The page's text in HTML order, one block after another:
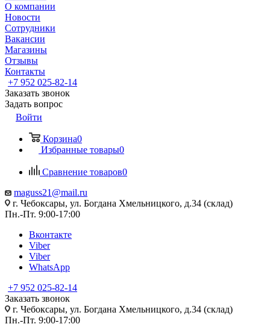
О компании
Новости
Сотрудники
Вакансии
Магазины
Отзывы
Контакты
+7 952 025-82-14
Заказать звонок
Задать вопрос
Войти
Корзина0
Избранные товары0
Сравнение товаров0
maguss21@mail.ru
г. Чебоксары, ул. Богдана Хмельницкого, д.34 (склад)
Пн.-Пт. 9:00-17:00
Вконтакте
Viber
Viber
WhatsApp
+7 952 025-82-14
Заказать звонок
г. Чебоксары, ул. Богдана Хмельницкого, д.34 (склад)
Пн.-Пт. 9:00-17:00